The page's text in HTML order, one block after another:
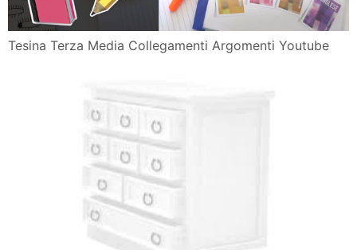
Tesina Terza Media Collegamenti Argomenti Youtube